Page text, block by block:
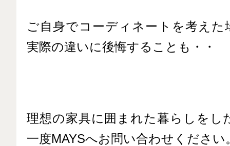
ご自身でコーディネートを考えた
実際の違いに後悔することも・・
理想の家具に囲まれた暮らしをし
一度MAYSへお問い合わせください